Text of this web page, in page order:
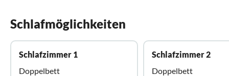
Schlafmöglichkeiten
Schlafzimmer 1
Doppelbett
Schlafzimmer 2
Doppelbett